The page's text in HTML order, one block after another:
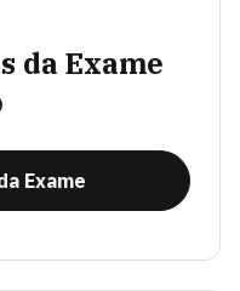
da Exame
Exame